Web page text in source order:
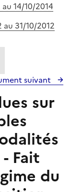
14/10/2014
31/10/2012
suivant
sur
Fait
du